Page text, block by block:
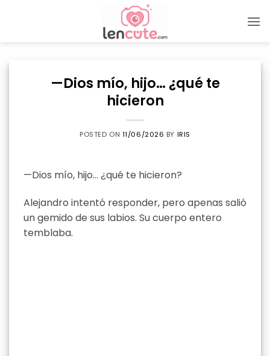
—Dios mío, hijo… ¿qué te
hicieron
POSTED ON 11/06/2026 BY IRIS
—Dios mío, hijo… ¿qué te hicieron?
Alejandro intentó responder, pero apenas salió
un gemido de sus labios. Su cuerpo entero
temblaba.